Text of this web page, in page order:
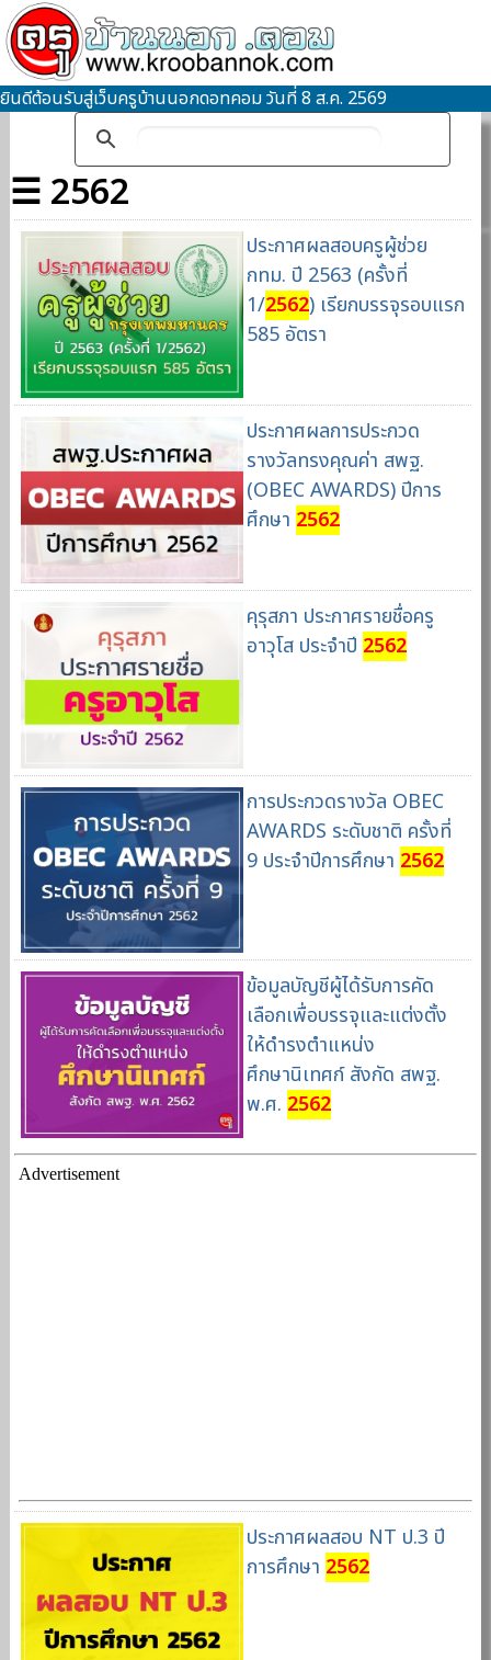
ยินดีต้อนรับสู่เว็บครูบ้านนอกดอทคอม วันที่ 8 ส.ค. 2569
☰ 2562
ประกาศผลสอบครูผู้ช่วย
กทม. ปี 2563 (ครั้งที่
1/2562) เรียกบรรจุรอบแรก
585 อัตรา
ประกาศผลการประกวด
รางวัลทรงคุณค่า สพฐ.
(OBEC AWARDS) ปีการ
ศึกษา 2562
คุรุสภา ประกาศรายชื่อครู
อาวุโส ประจำปี 2562
การประกวดรางวัล OBEC
AWARDS ระดับชาติ ครั้งที่
9 ประจำปีการศึกษา 2562
ข้อมูลบัญชีผู้ได้รับการคัด
เลือกเพื่อบรรจุและแต่งตั้ง
ให้ดำรงตำแหน่ง
ศึกษานิเทศก์ สังกัด สพฐ.
พ.ศ. 2562
Advertisement
ประกาศผลสอบ NT ป.3 ปี
การศึกษา 2562